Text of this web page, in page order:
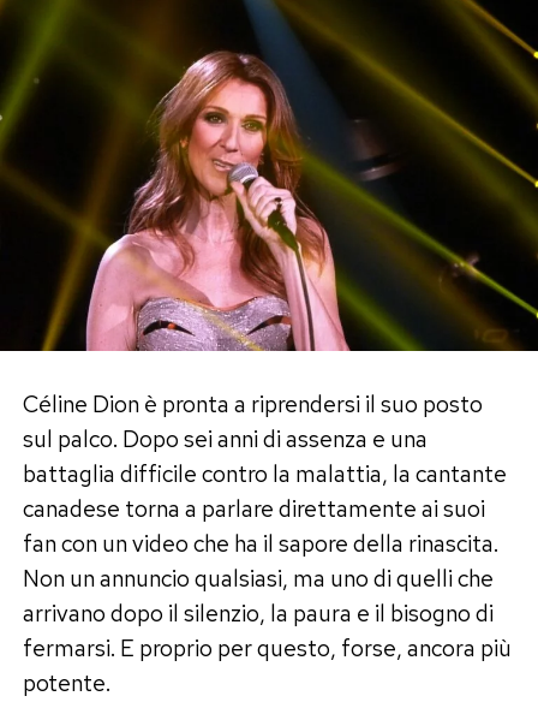
Céline Dion è pronta a riprendersi il suo posto
sul palco. Dopo sei anni di assenza e una
battaglia difficile contro la malattia, la cantante
canadese torna a parlare direttamente ai suoi
fan con un video che ha il sapore della rinascita.
Non un annuncio qualsiasi, ma uno di quelli che
arrivano dopo il silenzio, la paura e il bisogno di
fermarsi. E proprio per questo, forse, ancora più
potente.